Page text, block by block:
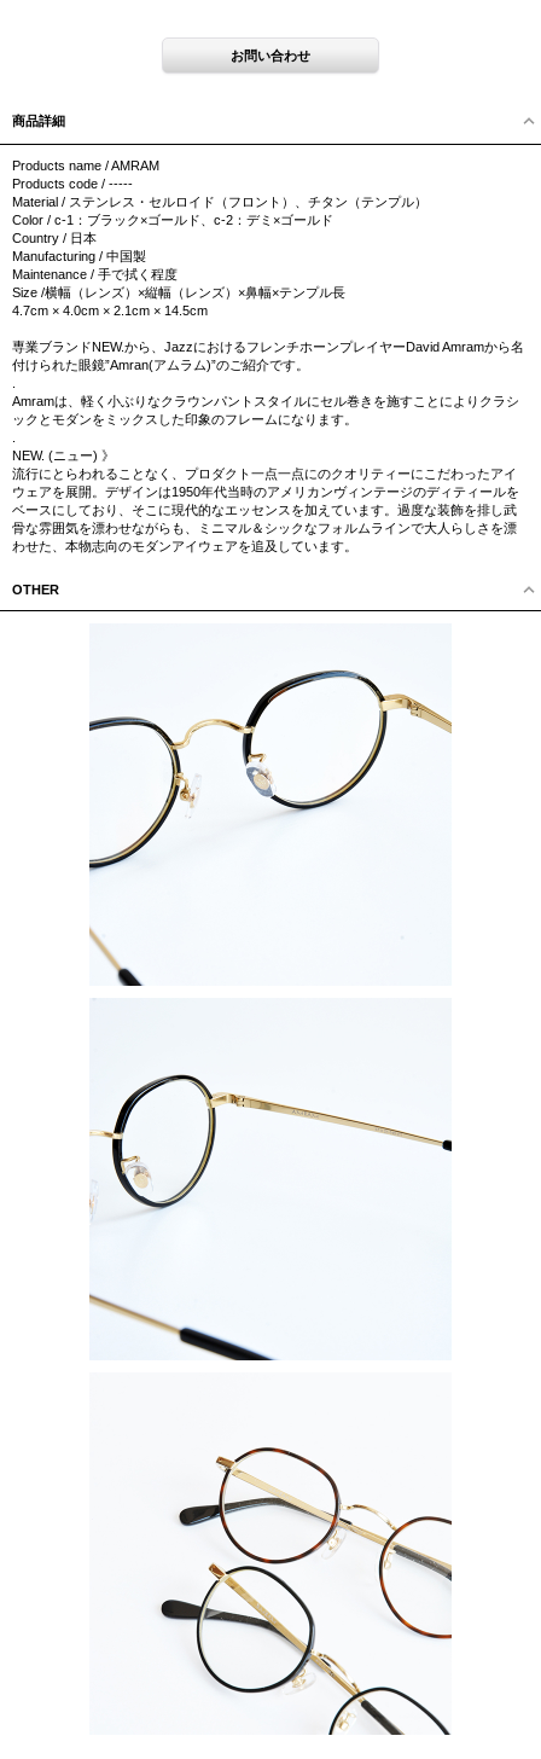
商品詳細
Products name / AMRAM
Products code / -----
Material / ステンレス・セルロイド（フロント）、チタン（テンプル）
Color / c-1：ブラック×ゴールド、c-2：デミ×ゴールド
Country / 日本
Manufacturing / 中国製
Maintenance / 手で拭く程度
Size /横幅（レンズ）×縦幅（レンズ）×鼻幅×テンプル長
4.7cm × 4.0cm × 2.1cm × 14.5cm
専業ブランドNEW.から、JazzにおけるフレンチホーンプレイヤーDavid Amramから名
付けられた眼鏡”Amran(アムラム)”のご紹介です。
Amramは、軽く小ぶりなクラウンパントスタイルにセル巻きを施すことによりクラシ
ックとモダンをミックスした印象のフレームになります。
NEW. (ニュー) 》
流行にとらわれることなく、プロダクト一点一点にのクオリティーにこだわったアイ
ウェアを展開。デザインは1950年代当時のアメリカンヴィンテージのディティールを
ベースにしており、そこに現代的なエッセンスを加えています。過度な装飾を排し武
骨な雰囲気を漂わせながらも、ミニマル＆シックなフォルムラインで大人らしさを漂
わせた、本物志向のモダンアイウェアを追及しています。
OTHER